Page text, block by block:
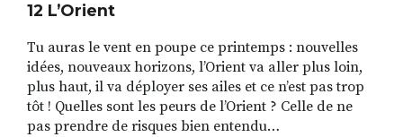
12 L’Orient
Tu auras le vent en poupe ce printemps : nouvelles
idées, nouveaux horizons, l’Orient va aller plus loin,
plus haut, il va déployer ses ailes et ce n’est pas trop
tôt ! Quelles sont les peurs de l’Orient ? Celle de ne
pas prendre de risques bien entendu…